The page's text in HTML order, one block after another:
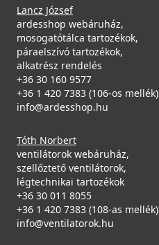
Lancz József
ardesshop webáruház,
mosogatótálca tartozékok,
páraelszívó tartozékok,
alkatrész rendelés
+36 30 160 9577
+36 1 420 7383 (106-os mellék)
info@ardesshop.hu
Tóth Norbert
ventilátorok webáruház,
szellőztető ventilátorok,
légtechnikai tartozékok
+36 30 011 8055
+36 1 420 7383 (108-as mellék)
info@ventilatorok.hu